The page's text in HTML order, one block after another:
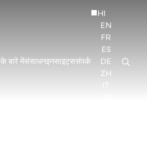
के बारे मेंसंसाधनइनसाइट्ससंपर्क
HI
EN
FR
ES
DE
ZH